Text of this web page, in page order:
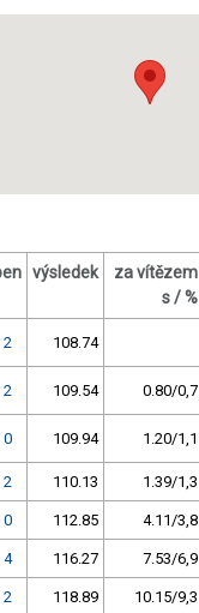
výsledek
za vítězem
s / %
2 108.74
2 109.54 0.80/0,7
0 109.94 1.20/1,1
2 110.13 1.39/1,3
0 112.85 4.11/3,8
4 116.27 7.53/6,9
2 118.89 10.15/9,3